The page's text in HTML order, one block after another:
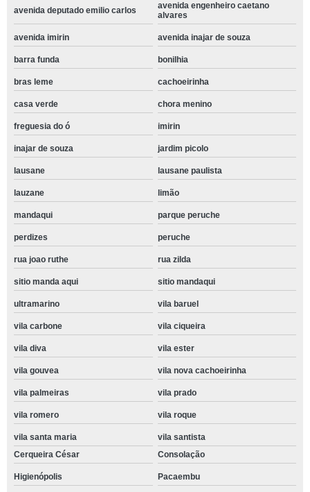
avenida deputado emilio carlos
avenida engenheiro caetano
alvares
avenida imirin avenida inajar de souza
barra funda bonilhia
bras leme cachoeirinha
casa verde chora menino
freguesia do ó imirin
inajar de souza jardim picolo
lausane lausane paulista
lauzane limão
mandaqui parque peruche
perdizes peruche
rua joao ruthe rua zilda
sitio manda aqui sitio mandaqui
ultramarino vila baruel
vila carbone vila ciqueira
vila diva vila ester
vila gouvea vila nova cachoeirinha
vila palmeiras vila prado
vila romero vila roque
vila santa maria
vila santista
Cerqueira César
Consolação
Higienópolis Pacaembu